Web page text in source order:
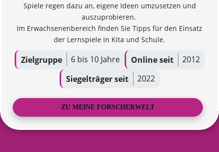
Spiele regen dazu an, eigene Ideen umzusetzen und
auszuprobieren.
Im Erwachsenenbereich finden Sie Tipps für den Einsatz
der Lernspiele in Kita und Schule.
Zielgruppe 6 bis 10 Jahre Online seit
2012
Siegelträger seit
2022
ZU MEINE FORSCHERWELT